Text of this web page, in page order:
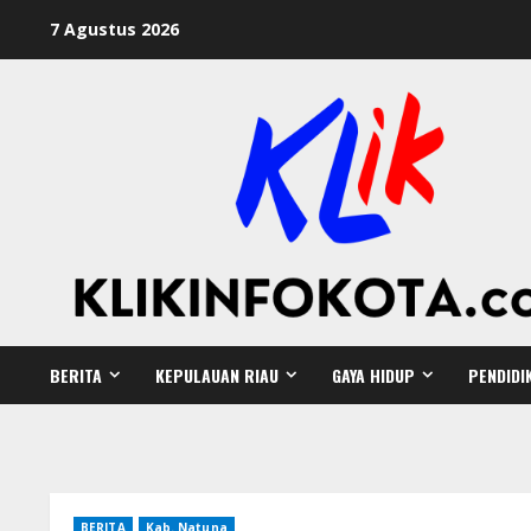
7 Agustus 2026
BERITA KEPULAUAN RIAU GAYA HIDUP
BERITA Kab. Natuna